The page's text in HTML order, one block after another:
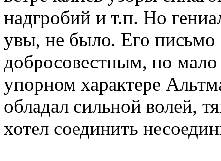
надгробий и т.п. Но
увы, не было. Его
добросовестным, но
упорном характере
обладал сильной волей,
хотел соединить